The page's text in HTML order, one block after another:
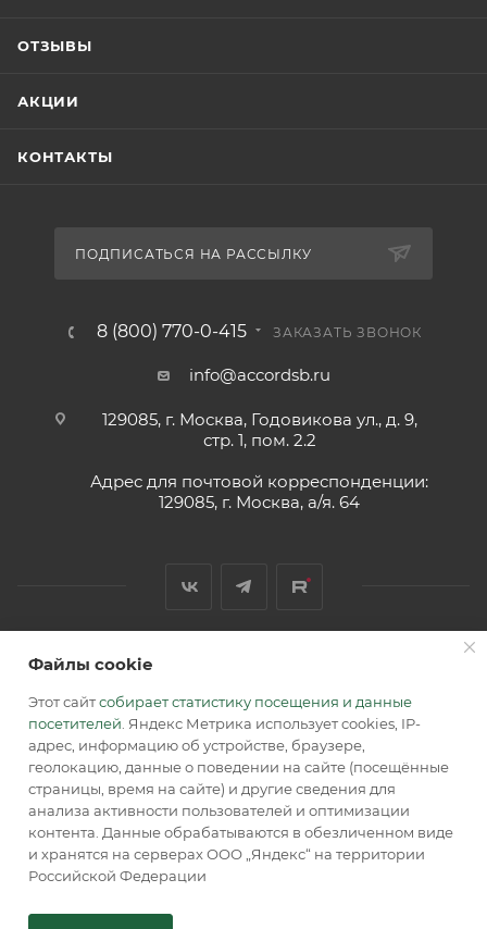
ОТЗЫВЫ
АКЦИИ
КОНТАКТЫ
ПОДПИСАТЬСЯ НА РАССЫЛКУ
8 (800) 770-0-415 ЗАКАЗАТЬ ЗВОНОК
info@accordsb.ru
129085, г. Москва, Годовикова ул., д. 9,
стр. 1, пом. 2.2
Адрес для почтовой корреспонденции:
129085, г. Москва, а/я. 64
2026 © Обращаем Ваше внимание на то, что вся
информация, размещенная на сайте, носит
информационный характер и не является публичной
офертой, определяемой положениями Статьи 437 (2) ГК РФ.
Файлы cookie
Этот сайтсобирает статистику посещения и данные
посетителей . Яндекс Метрика использует cookies, IP-
адрес, информацию об устройстве, браузере,
геолокацию, данные о поведении на сайте (посещённые
страницы, время на сайте) и другие сведения для
анализа активности пользователей и оптимизации
контента. Данные обрабатываются в обезличенном виде
и хранятся на серверах ООО „Яндекс“ на территории
Российской Федерации